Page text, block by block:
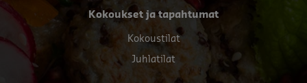
Kokoukset ja tapahtumat
Kokoustilat
Juhlatilat